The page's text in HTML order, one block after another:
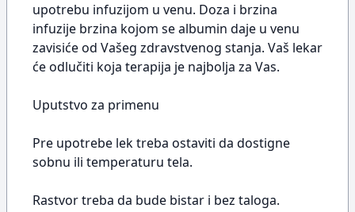
upotrebu infuzijom u venu. Doza i brzina
infuzije brzina kojom se albumin daje u venu
zavisiće od Vašeg zdravstvenog stanja. Vaš lekar
će odlučiti koja terapija je najbolja za Vas.
Uputstvo za primenu
Pre upotrebe lek treba ostaviti da dostigne
sobnu ili temperaturu tela.
Rastvor treba da bude bistar i bez taloga.